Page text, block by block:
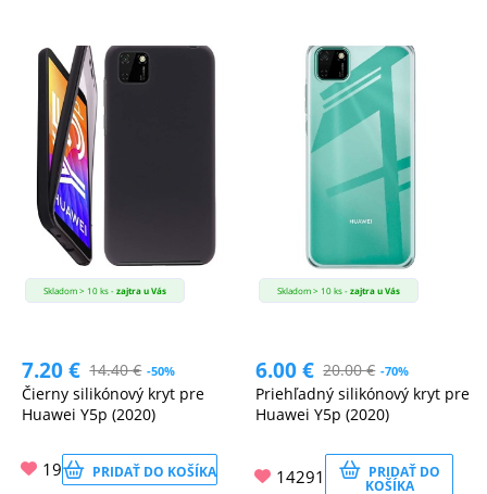
Skladom > 10 ks -zajtra u Vás
7.20€ 14.40€ -50%
Čierny silikónový kryt pre
Huawei Y5p (2020)
19 PRIDAŤ DO KOŠÍKA
Skladom > 10 ks -zajtra u Vás
6.00€ 20.00€ -70%
Priehľadný silikónový kryt pre
Huawei Y5p (2020)
14291 PRIDAŤ DO
KOŠÍKA